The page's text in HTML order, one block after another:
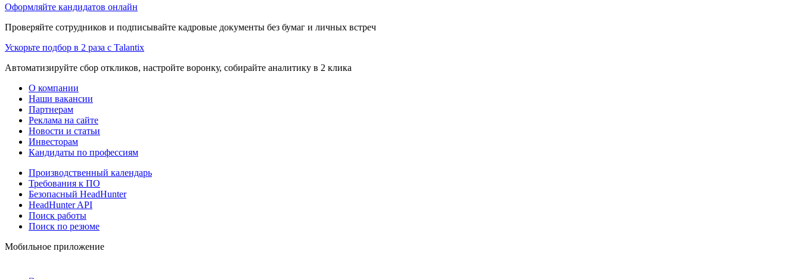
Оформляйте кандидатов онлайн
Проверяйте сотрудников и подписывайте кадровые документы без бумаг и личных встреч
Ускорьте подбор в 2 раза с Talantix
Автоматизируйте сбор откликов, настройте воронку, собирайте аналитику в 2 клика
О компании
Наши вакансии
Партнерам
Реклама на сайте
Новости и статьи
Инвесторам
Кандидаты по профессиям
Производственный календарь
Требования к ПО
Безопасный HeadHunter
HeadHunter API
Поиск работы
Поиск по резюме
Мобильное приложение